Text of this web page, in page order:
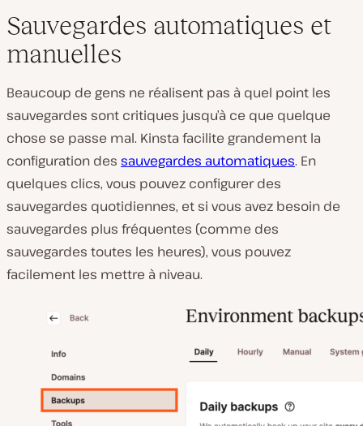
Sauvegardes automatiques et
manuelles
Beaucoup de gens ne réalisent pas à quel point les
sauvegardes sont critiques jusqu’à ce que quelque
chose se passe mal. Kinsta facilite grandement la
configuration des sauvegardes automatiques. En
quelques clics, vous pouvez configurer des
sauvegardes quotidiennes, et si vous avez besoin de
sauvegardes plus fréquentes (comme des
sauvegardes toutes les heures), vous pouvez
facilement les mettre à niveau.